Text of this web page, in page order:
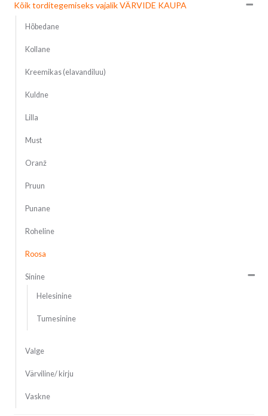
Kõik torditegemiseks vajalik VÄRVIDE KAUPA
Hõbedane
Kollane
Kreemikas (elavandiluu)
Kuldne
Lilla
Must
Oranž
Pruun
Punane
Roheline
Roosa
Sinine
Helesinine
Tumesinine
Valge
Värviline/ kirju
Vaskne